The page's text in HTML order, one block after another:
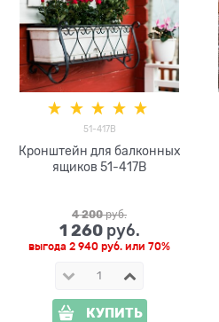
51-417B
Кронштейн для балконных
ящиков 51-417B
4 200 руб.
1 260 руб.
выгода 2 940 руб. или 70%
КУПИТЬ